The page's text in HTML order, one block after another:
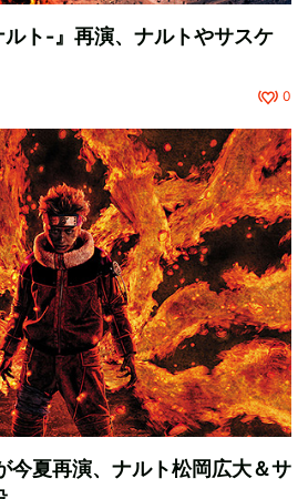
ト-』再演、ナルトやサスケ
0
今夏再演、ナルト松岡広大＆サ